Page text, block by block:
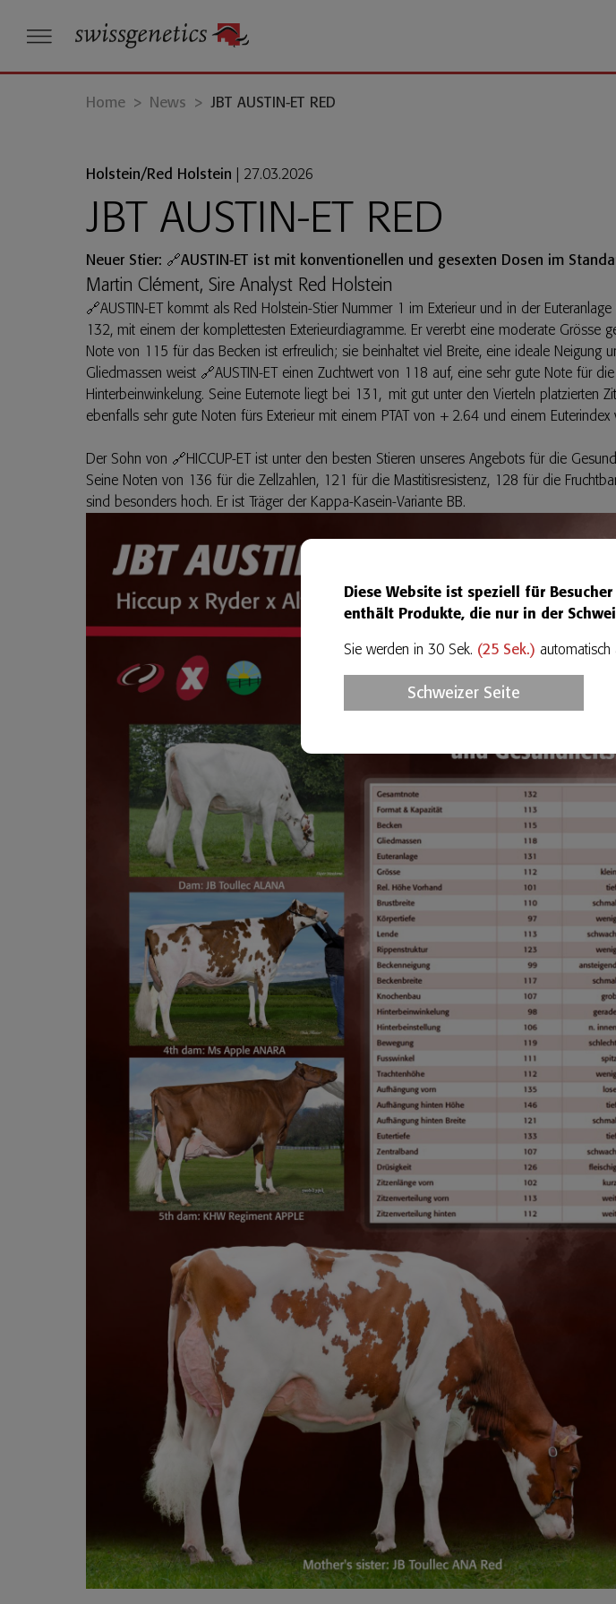
Diese Website ist speziell für
enthält Produkte, die nur in der
Sie werden in 30 Sek. (24 Sek.) automatisch
Schweizer Seite
Home > News > JBT AUSTIN-ET RED
Holstein/Red Holstein 27.03.2026
JBT AUSTIN-ET RED
Neuer Stier: 🔗AUSTIN-ET ist mit konventionellen und gesexten Dosen im
Martin Clément, Sire Analyst Red Holstein
🔗AUSTIN-ETkommt als Red Holstein-Stier Nummer 1 im Exterieur und in der
132, mit einem der komplettesten Exterieurdiagramme. Er vererbt eine moderate Grösse
Note von 115 für das Becken ist erfreulich; sie beinhaltet viel Breite, eine ideale Neigung
Gliedmassen weist 🔗AUSTIN-ETeinen Zuchtwert von 118 auf, eine sehr gute Note für
Hinterbeinwinkelung. Seine Euternote liegt bei 131, mit gut unter den Vierteln platzierten
ebenfalls sehr gute Noten fürs Exterieur mit einem PTAT von + 2.64 und einem
Der Sohn von 🔗HICCUP-ETist unter den besten Stieren unseres Angebots für die
Seine Noten von 136 für die Zellzahlen, 121 für die Mastitisresistenz, 128 für die
sind besonders hoch. Er ist Träger der Kappa-Kasein-Variante BB.